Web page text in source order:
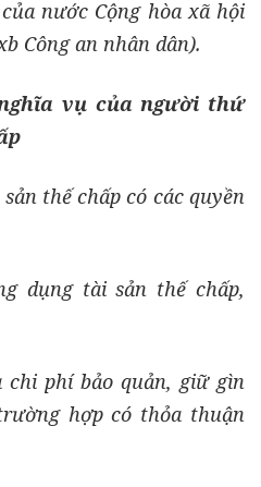
nước Cộng hòa xã hội
Công an nhân dân).
vụ của người thứ
thế chấp có các quyền
dụng tài sản thế chấp,
phí bảo quản, giữ gìn
hợp có thỏa thuận